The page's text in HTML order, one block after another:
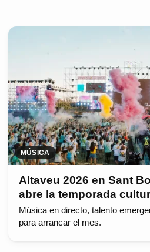
MÚSICA
Altaveu 2026 en Sant
abre la temporada
Música en directo, talento
para arrancar el mes.